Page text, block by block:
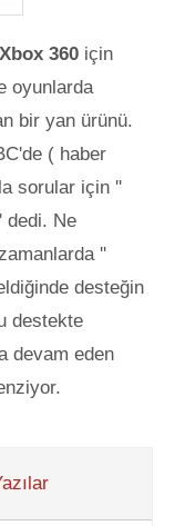
360 için
oyunlarda
bir yan ürünü.
( haber
sorular için ''
dedi. Ne
''
desteğin
destekte
devam eden